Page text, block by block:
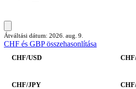
Átváltási dátum: 2026. aug. 9.
CHF és GBP összehasonlítása
CHF/USD
CHF/JPY